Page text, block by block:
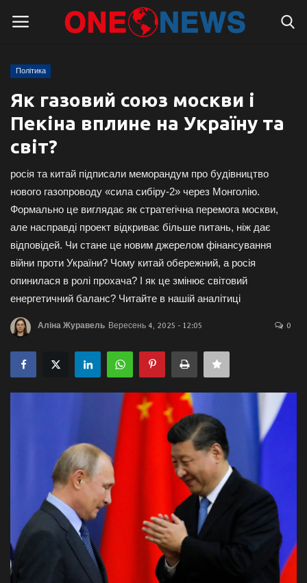
Головна
Контакти
Про нас
Підтримати проєкт
Правила для блогерів
Суспільство
Галерея
Політика
Відео
Мова
Політика
Як газовий союз москви і
Пекіна вплине на Україну та
світ?
росія та китай підписали меморандум про будівництво
нового газопроводу «сила сибіру-2» через Монголію.
Формально це виглядає як стратегічна перемога москви,
але насправді проект відкриває більше питань, ніж дає
відповідей. Чи стане це новим джерелом фінансування
війни проти України? Чому китай обережний, а росія
опинилася в ролі прохача? І як це змінює світовий
енергетичний баланс? Читайте в нашій аналітиці
Аліна Журавель Вересень 4, 2025 - 12:05 0